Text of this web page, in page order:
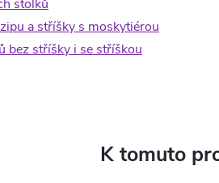
stolků
a stříšky s moskytiérou
bez stříšky i se stříškou
K tomuto